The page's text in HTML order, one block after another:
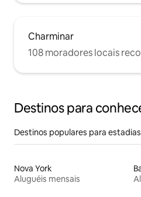
Charminar
108 moradores locais
Destinos para
Destinos populares para
Nova York
Aluguéis mensais